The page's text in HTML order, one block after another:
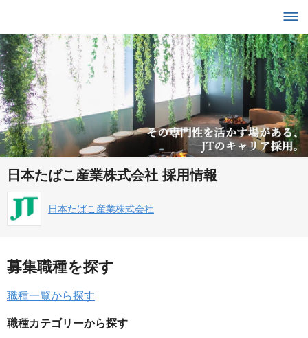
日本たばこ産業株式会社 採用情報
日本たばこ産業株式会社
募集職種を探す
職種一覧から探す
職種カテゴリーから探す